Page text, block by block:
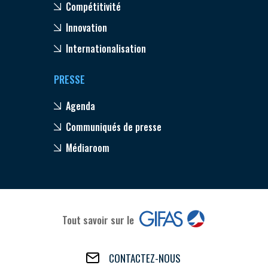
Compétitivité
Innovation
Internationalisation
PRESSE
Agenda
Communiqués de presse
Médiaroom
Tout savoir sur le
CONTACTEZ-NOUS